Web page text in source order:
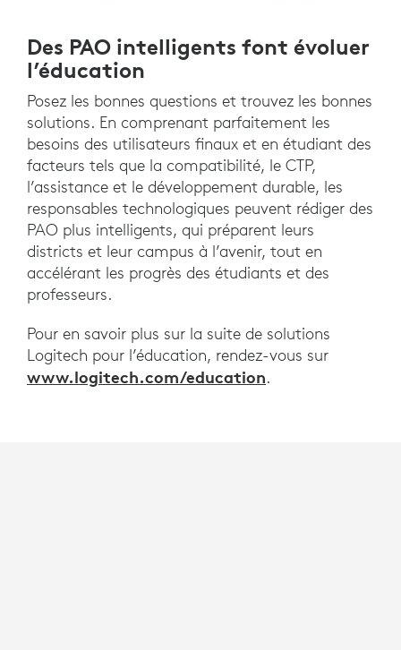
Des PAO intelligents font évoluer
l’éducation
Posez les bonnes questions et trouvez les bonnes
solutions. En comprenant parfaitement les
besoins des utilisateurs finaux et en étudiant des
facteurs tels que la compatibilité, le CTP,
l’assistance et le développement durable, les
responsables technologiques peuvent rédiger des
PAO plus intelligents, qui préparent leurs
districts et leur campus à l’avenir, tout en
accélérant les progrès des étudiants et des
professeurs.
Pour en savoir plus sur la suite de solutions
Logitech pour l’éducation, rendez-vous sur
www.logitech.com/education.